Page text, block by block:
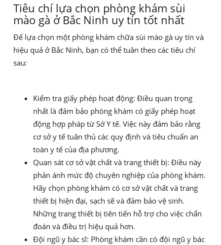
Tiêu chí lựa chọn phòng khám sùi
mào gà ở Bắc Ninh uy tín tốt nhất
Để lựa chọn một phòng khám chữa sùi mào gà uy tín và
hiệu quả ở Bắc Ninh, bạn có thể tuân theo các tiêu chí
sau:
Kiểm tra giấy phép hoạt động: Điều quan trọng
nhất là đảm bảo phòng khám có giấy phép hoạt
động hợp pháp từ Sở Y tế. Việc này đảm bảo rằng
cơ sở y tế tuân thủ các quy định và tiêu chuẩn an
toàn y tế của địa phương.
Quan sát cơ sở vật chất và trang thiết bị: Điều này
phản ánh mức độ chuyên nghiệp của phòng khám.
Hãy chọn phòng khám có cơ sở vật chất và trang
thiết bị hiện đại, sạch sẽ và đảm bảo vệ sinh.
Những trang thiết bị tiên tiến hỗ trợ cho việc chẩn
đoán và điều trị hiệu quả hơn.
Đội ngũ y bác sĩ: Phòng khám cần có đội ngũ y bác